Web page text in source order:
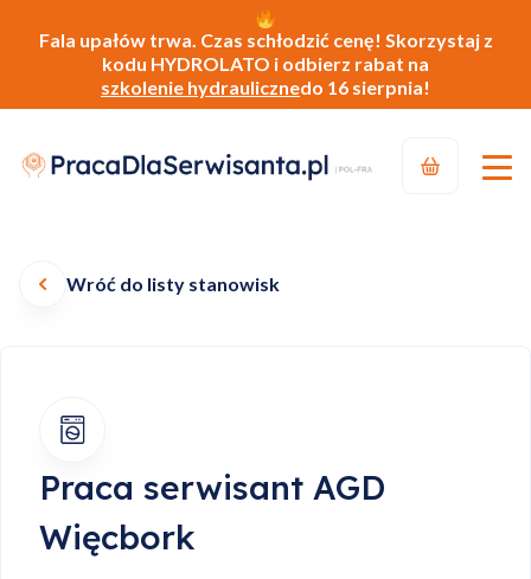
Fala upałów trwa. Czas schłodzić cenę! Skorzystaj z
kodu HYDROLATO i odbierz rabat na
szkolenie hydraulicznedo 16 sierpnia!
Wróć do listy stanowisk
Praca serwisant AGD
Więcbork